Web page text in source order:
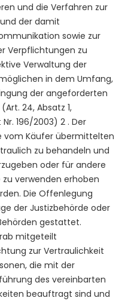
und die Verfahren zur
der damit
sowie zur
Verpflichtungen zu
Verwaltung der
in dem Umfang,
der angeforderten
(Art. 24, Absatz 1,
196/2003) 2 . Der
vom Käufer übermittelten
zu behandeln und
oder für andere
verwenden erhoben
Die Offenlegung
der Justizbehörde oder
gestattet.
mitgeteilt
zur Vertraulichkeit
die mit der
des vereinbarten
beauftragt sind und